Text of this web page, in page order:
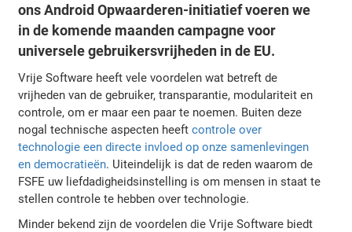
ons Android Opwaarderen-initiatief voeren we
in de komende maanden campagne voor
universele gebruikersvrijheden in de EU.
Vrije Software heeft vele voordelen wat betreft de
vrijheden van de gebruiker, transparantie, modulariteit en
controle, om er maar een paar te noemen. Buiten deze
nogal technische aspecten heeftcontrole over
technologie een directe invloed op onze samenlevingen
en democratieën. Uiteindelijk is dat de reden waarom de
FSFE uw liefdadigheidsinstelling is om mensen in staat te
stellen controle te hebben over technologie.
Minder bekend zijn de voordelen die Vrije Software biedt